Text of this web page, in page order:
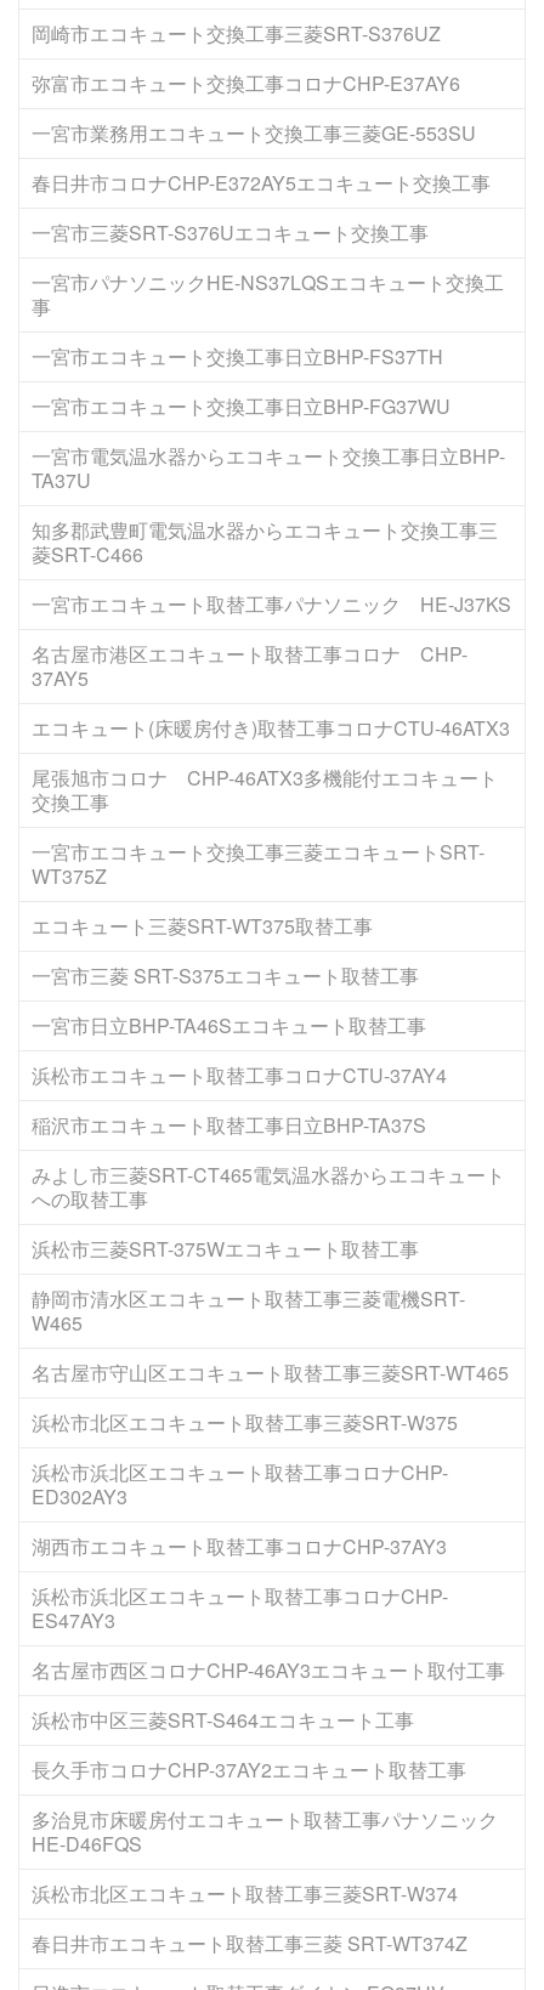
岡崎市エコキュート交換工事三菱SRT-S376UZ
弥富市エコキュート交換工事コロナCHP-E37AY6
一宮市業務用エコキュート交換工事三菱GE-553SU
春日井市コロナCHP-E372AY5エコキュート交換工事
一宮市三菱SRT-S376Uエコキュート交換工事
一宮市パナソニックHE-NS37LQSエコキュート交換工
事
一宮市エコキュート交換工事日立BHP-FS37TH
一宮市エコキュート交換工事日立BHP-FG37WU
一宮市電気温水器からエコキュート交換工事日立BHP-
TA37U
知多郡武豊町電気温水器からエコキュート交換工事三
菱SRT-C466
一宮市エコキュート取替工事パナソニック HE-J37KS
名古屋市港区エコキュート取替工事コロナ CHP-
37AY5
エコキュート(床暖房付き)取替工事コロナCTU-46ATX3
尾張旭市コロナ CHP-46ATX3多機能付エコキュート
交換工事
一宮市エコキュート交換工事三菱エコキュートSRT-
WT375Z
エコキュート三菱SRT-WT375取替工事
一宮市三菱 SRT-S375エコキュート取替工事
一宮市日立BHP-TA46Sエコキュート取替工事
浜松市エコキュート取替工事コロナCTU-37AY4
稲沢市エコキュート取替工事日立BHP-TA37S
みよし市三菱SRT-CT465電気温水器からエコキュート
への取替工事
浜松市三菱SRT-375Wエコキュート取替工事
静岡市清水区エコキュート取替工事三菱電機SRT-
W465
名古屋市守山区エコキュート取替工事三菱SRT-WT465
浜松市北区エコキュート取替工事三菱SRT-W375
浜松市浜北区エコキュート取替工事コロナCHP-
ED302AY3
湖西市エコキュート取替工事コロナCHP-37AY3
浜松市浜北区エコキュート取替工事コロナCHP-
ES47AY3
名古屋市西区コロナCHP-46AY3エコキュート取付工事
浜松市中区三菱SRT-S464エコキュート工事
長久手市コロナCHP-37AY2エコキュート取替工事
多治見市床暖房付エコキュート取替工事パナソニック
HE-D46FQS
浜松市北区エコキュート取替工事三菱SRT-W374
春日井市エコキュート取替工事三菱 SRT-WT374Z